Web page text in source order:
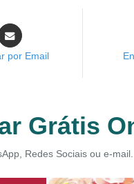
por Email
Grátis
Redes Sociais ou e-mail.